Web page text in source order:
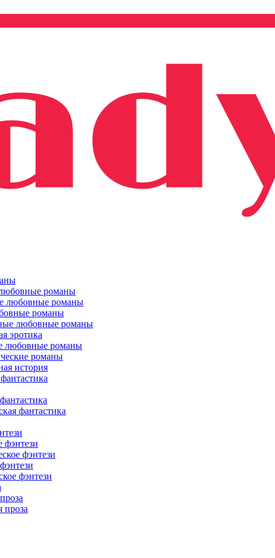
романы
любовные романы
романы
любовные романы
эротика
любовные романы
романы
история
фантастика
фэнтези
фэнтези
фэнтези
проза